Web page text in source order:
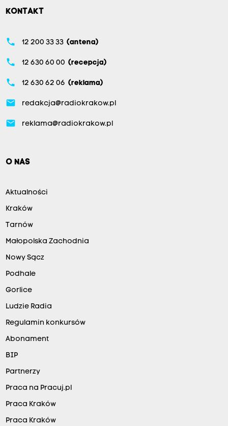
KONTAKT
phone 12 200 33 33 (antena)
phone 12 630 60 00 (recepcja)
phone 12 630 62 06 (reklama)
email redakcja@radiokrakow.pl
email reklama@radiokrakow.pl
O NAS
Aktualności
Kraków
Tarnów
Małopolska Zachodnia
Nowy Sącz
Podhale
Gorlice
Ludzie Radia
Regulamin konkursów
Abonament
BIP
Partnerzy
Praca na Pracuj.pl
Praca Kraków
Praca Kraków